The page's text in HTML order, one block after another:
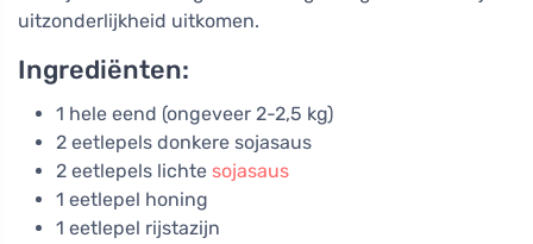
uitzonderlijkheid uitkomen.
Ingrediënten:
1 hele eend (ongeveer 2-2,5 kg)
2 eetlepels donkere sojasaus
2 eetlepels lichte sojasaus
1 eetlepel honing
1 eetlepel rijstazijn